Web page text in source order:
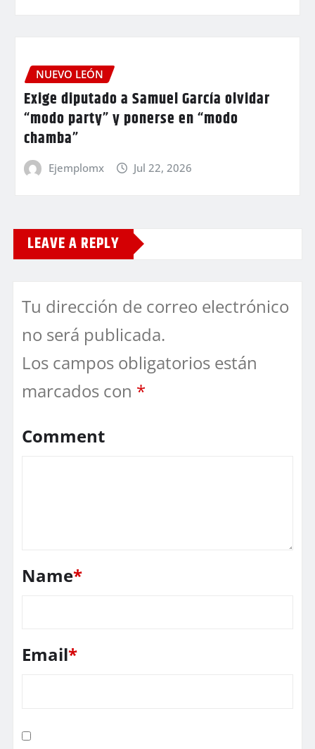
NUEVO LEÓN
Exige diputado a Samuel García olvidar
“modo party” y ponerse en “modo
chamba”
Ejemplomx Jul 22, 2026
LEAVE A REPLY
Tu dirección de correo electrónico
no será publicada.
Los campos obligatorios están
marcados con *
Comment
Name*
Email*